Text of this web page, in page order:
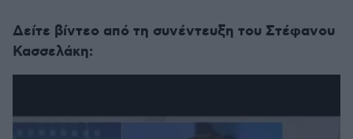
Δείτε βίντεο από τη συνέντευξη του Στέφανου
Κασσελάκη: